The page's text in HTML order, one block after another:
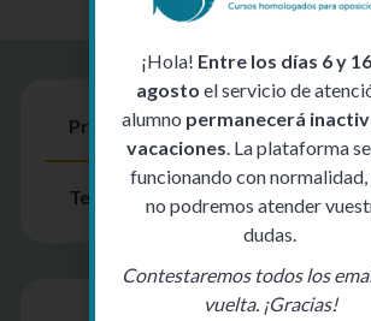
Presentación del curso
Temario
¡Hola! Entre los días 6 y
agosto el servicio de
alumno permanecerá
vacaciones . La plataforma
funcionando con normalidad,
no podremos atender
dudas.
Contestaremos todos los
vuelta. ¡Gracias!